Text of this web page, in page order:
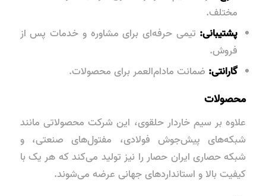
مختلف.
پشتیبانی: تیمی حرفه‌ای برای مشاوره و خدمات پس از
فروش.
گارانتی: ضمانت مادام‌العمر برای محصولات.
محصولات
علاوه بر سیم خاردار حلقوی، این شرکت محصولاتی مانند
شبکه‌های پیش‌جوش فولادی، مفتول‌های صنعتی، و
شبکه حصاری ایران حصار را نیز تولید می‌کند که هر یک با
کیفیت بالا و استانداردهای جهانی عرضه می‌شوند.